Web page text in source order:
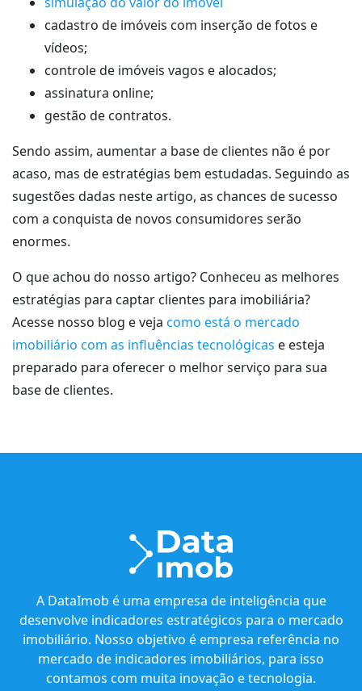
cadastro de imóveis com inserção de fotos e
vídeos;
controle de imóveis vagos e alocados;
assinatura online;
gestão de contratos.
Sendo assim, aumentar a base de clientes não é por
acaso, mas de estratégias bem estudadas. Seguindo as
sugestões dadas neste artigo, as chances de sucesso
com a conquista de novos consumidores serão
enormes.
O que achou do nosso artigo? Conheceu as melhores
estratégias para captar clientes para imobiliária?
Acesse nosso blog e veja como está o mercado
imobiliário com as influências tecnológicas e esteja
preparado para oferecer o melhor serviço para sua
base de clientes.
A DataImob é uma empresa de inteligência que
desenvolve indicadores estratégicos para o mercado
imobiliário. Nosso objetivo é empresa referência no
mercado de indicadores imobiliários, para isso
contamos com muita inovação e tecnologia.